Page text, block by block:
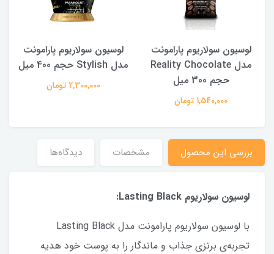
لوسیون سولاریوم پارامونت
مدل Reality Chocolate
حجم 300 میل
1,540,000 تومان
لوسیون سولاریوم پارامونت
مدل Stylish حجم 400 میل
2,300,000 تومان
بررسی این محصول مشخصات دیدگاه‌ها
لوسیون سولاریوم Lasting Black:
با لوسیون سولاریوم پارامونت مدل Lasting Black
تجربه‌ی برنزی جذاب و ماندگار را به پوست خود هدیه